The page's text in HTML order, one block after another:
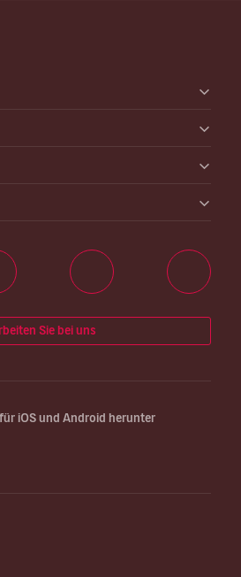
Sie bei uns
iOS und Android herunter